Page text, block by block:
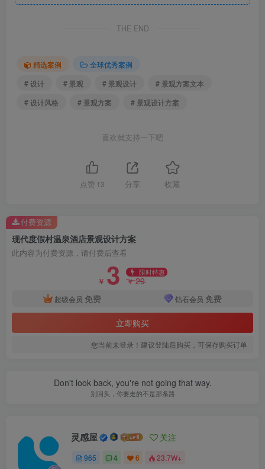
概念意向
概念意向
概念意向
THE END
精选案例
全球优秀案例
# 设计
# 景观 # 景观设计
# 景观方案文本
# 设计风格
# 景观方案 # 景观设计方案
喜欢就支持一下吧
点赞 13 分享 收藏
现代度假村温泉酒店景观设计方案
此内容为付费资源，请付费后查看
￥ 3 限时特惠
￥29
超级会员 免费 钻石会员 免费
立即购买
您当前未登录！建议登陆后购买，可保存购买订单
付费资源
Don't look back, you're not going that way.
别回头，你要走的不是那条路
灵感屋 关注
965 4 6 23.7W+